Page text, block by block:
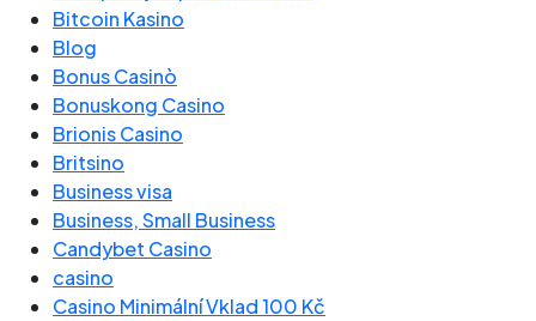
Bitcoin Kasino
Blog
Bonus Casinò
Bonuskong Casino
Brionis Casino
Britsino
Business visa
Business, Small Business
Candybet Casino
casino
Casino Minimální Vklad 100 Kč